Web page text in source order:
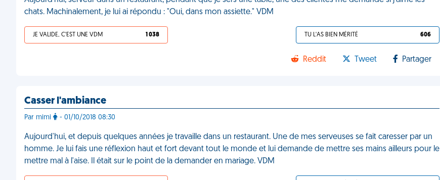
chats. Machinalement, je lui ai répondu : "Oui, dans mon assiette." VDM
JE VALIDE, C'EST UNE VDM 1 038 TU L'AS BIEN MÉRITÉ 606
Reddit Tweet Partager
Casser l'ambiance
Par mimi - 01/10/2018 08:30
Aujourd'hui, et depuis quelques années je travaille dans un restaurant. Une de mes serveuses se fait caresser par un
homme. Je lui fais une réflexion haut et fort devant tout le monde et lui demande de mettre ses mains ailleurs pour le
mettre mal à l'aise. Il était sur le point de la demander en mariage. VDM